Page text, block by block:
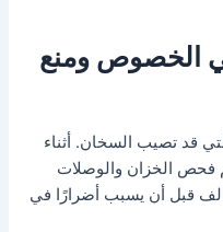
الخصوص ومنع
قد تصيب السخان. أثناء
فحص الخزان والوصلات
قبل أن يسبب أضرارًا في